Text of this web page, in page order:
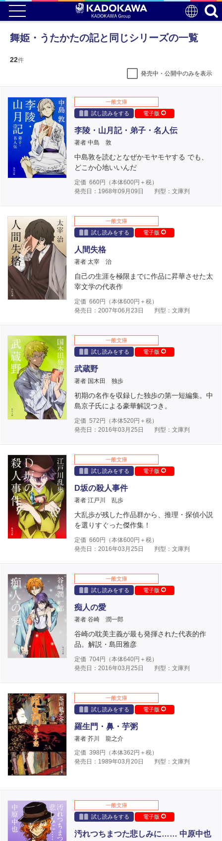
舞姫・うたかたの記と同じシリーズの一覧
22件
発売中・公開中のみを表示
一般文庫
試し読みをする
電子版
李陵・山月記・弟子・名人伝
著者 中島 敦
中島敦を読むとなぜかモヤモヤする でも、
どこか心地いいんだ
定価 660円（本体600円＋税）
発売日：1968年09月09日
判型：文庫判
一般文庫
試し読みをする
電子版
人間失格
著者 太宰 治
自己の生涯を極限までに作品に昇華させた太
宰文学の代表作
定価 660円（本体600円＋税）
発売日：2007年06月23日
判型：文庫判
一般文庫
試し読みをする
電子版
武蔵野
著者 国木田 独歩
初期の名作を収録した独歩の第一短編集。中
島京子氏による豪華解説つき。
定価 572 円（本体520円＋税）
発売日：2016年03月25日
判型：文庫判
一般文庫
試し読みをする
電子版
D坂の殺人事件
著者 江戸川 乱歩
大乱歩が残した作品群から、推理・探偵小説
を選りすぐった傑作集！
定価 660円（本体600円＋税）
発売日：2016年03月25日
判型：文庫判
一般文庫
試し読みをする
電子版
痴人の愛
著者 谷崎 潤一郎
谷崎の耽美主義が最も発揮された代表的作
品。解説・島田雅彦
定価 704円（本体640円＋税）
発売日：2016年03月25日
判型：文庫判
一般文庫
試し読みをする
電子版
羅生門・鼻・芋粥
著者 芥川 龍之介
定価 398 円（本体362 円＋税）
発売日：1989年03月20日
判型：文庫判
一般文庫
試し読みをする
電子版
汚れつちまつた悲しみに…… 中原中也